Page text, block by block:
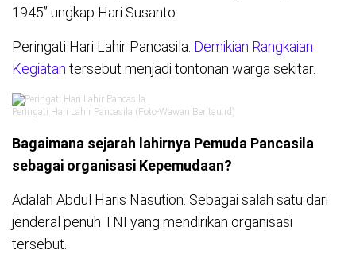
1945” ungkap Hari Susanto.
Peringati Hari Lahir Pancasila. Demikian Rangkaian
Kegiatan tersebut menjadi tontonan warga sekitar.
Peringati Hari Lahir Pancasila (Foto-Wawan Beritau.id)
Bagaimana sejarah lahirnya Pemuda Pancasila
sebagai organisasi Kepemudaan?
Adalah Abdul Haris Nasution. Sebagai salah satu dari
jenderal penuh TNI yang mendirikan organisasi
tersebut.